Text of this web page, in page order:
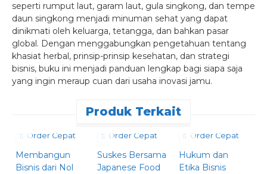
seperti rumput laut, garam laut, gula singkong, dan tempe
daun singkong menjadi minuman sehat yang dapat
dinikmati oleh keluarga, tetangga, dan bahkan pasar
global. Dengan menggabungkan pengetahuan tentang
khasiat herbal, prinsip-prinsip kesehatan, dan strategi
bisnis, buku ini menjadi panduan lengkap bagi siapa saja
yang ingin meraup cuan dari usaha inovasi jamu.
Produk Terkait
Order Cepat
Membangun
Bisnis dari Nol
Order Cepat
Suskes Bersama
Japanese Food
Order Cepat
Hukum dan
Etika Bisnis